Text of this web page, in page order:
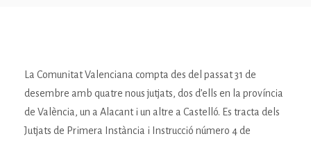
La Comunitat Valenciana compta des del passat 31 de
desembre amb quatre nous jutjats, dos d’ells en la província
de València, un a Alacant i un altre a Castelló. Es tracta dels
Jutjats de Primera Instància i Instrucció número 4 de